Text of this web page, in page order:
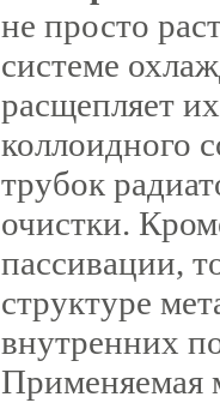
не просто
системе
расщепляет
коллоидного
трубок
очистки.
пассивации,
структуре
внутренних
Применяемая